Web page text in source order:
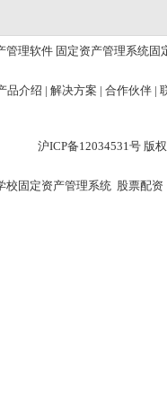
管理软件 固定资产管理系统固
品介绍 | 解决方案 | 合作伙伴 |
沪ICP备12034531号 版
校固定资产管理系统 股票配资